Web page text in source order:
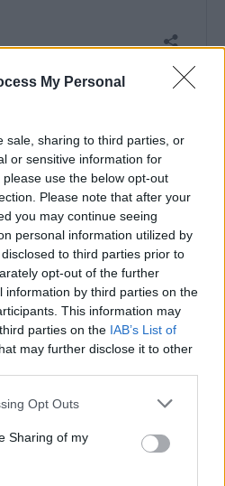
My Personal
sale, sharing to third parties, or
or sensitive information for
use the below opt-out
Please note that after your
you may continue seeing
personal information utilized by
to third parties prior to
opt-out of the further
information by third parties on the
This information may
parties on the IAB’s List of
may further disclose it to other
app uses one or more Google
behaviour. You may click to
and its third-party tags to
purposes in below Google
Opt Outs
Sharing of my
hihetetlen utazáson van túl,
címet, [miközben]
Nagyon örülök neki, a
és remélem, a legjobb módon
–kezdtePedro Acosta. –
levetítettek neki. Ez az
a sport történelmében.
öt hétvégével a vége előtt
különösképpen hat év után,